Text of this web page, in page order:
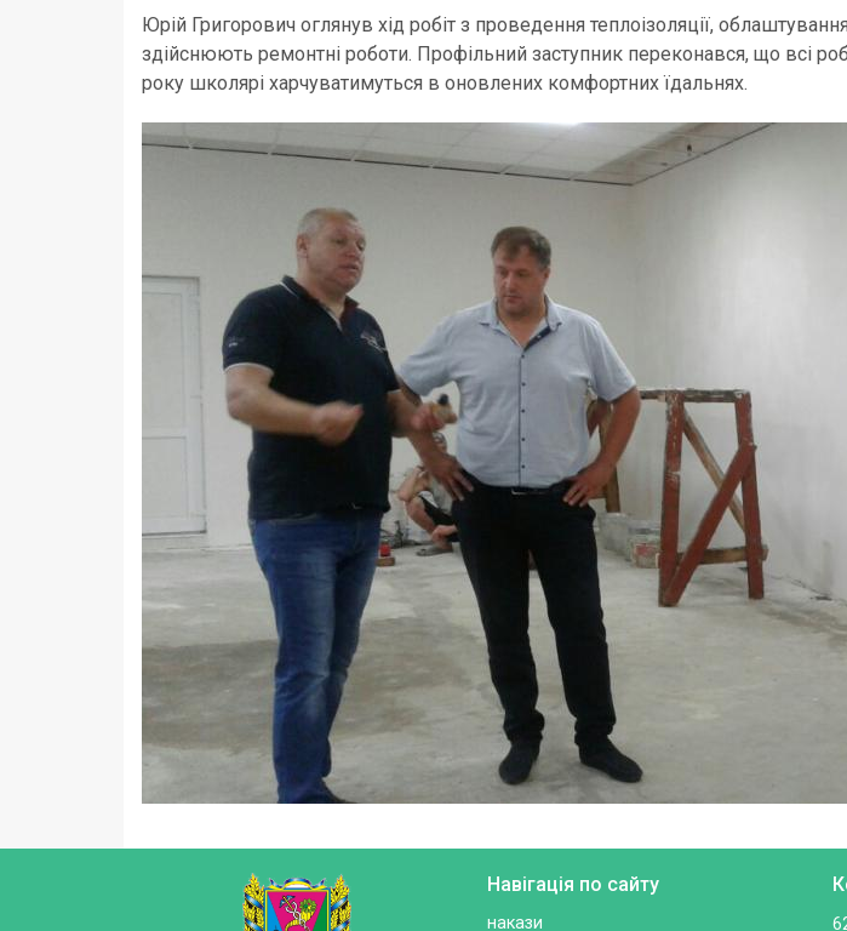
Юрій Григорович оглянув хід робіт з проведення теплоізоляції,
здійснюють ремонтні роботи. Профільний заступник переконався, що всі
року школярі харчуватимуться в оновлених комфортних їдальнях.
Навігація по сайту
накази